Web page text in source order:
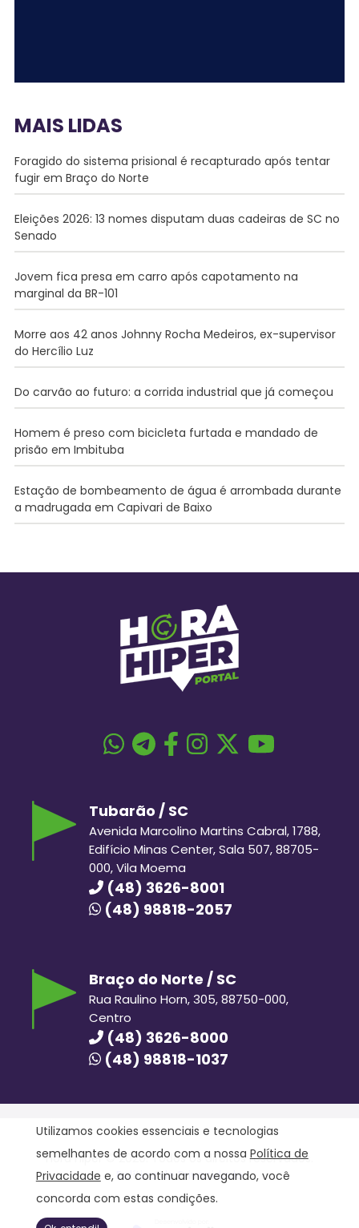
MAIS LIDAS
Foragido do sistema prisional é recapturado após tentar
fugir em Braço do Norte
Eleições 2026: 13 nomes disputam duas cadeiras de SC no
Senado
Jovem fica presa em carro após capotamento na
marginal da BR-101
Morre aos 42 anos Johnny Rocha Medeiros, ex-supervisor
do Hercílio Luz
Do carvão ao futuro: a corrida industrial que já começou
Homem é preso com bicicleta furtada e mandado de
prisão em Imbituba
Estação de bombeamento de água é arrombada durante
a madrugada em Capivari de Baixo
Tubarão / SC
Avenida Marcolino Martins Cabral, 1788,
Edifício Minas Center, Sala 507, 88705-
000, Vila Moema
(48) 3626-8001
(48) 98818-2057
Braço do Norte / SC
Rua Raulino Horn, 305, 88750-000,
Centro
(48) 3626-8000
(48) 98818-1037
Hora Hiper © 2020. Todos os direitos reservados.
Política de Privacidade
Utilizamos cookies essenciais e tecnologias
semelhantes de acordo com a nossa Política de
Privacidade e, ao continuar navegando, você
concorda com estas condições.